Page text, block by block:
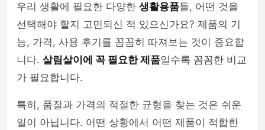
우리 생활에 필요한 다양한 생활용품들, 어떤 것을
선택해야 할지 고민되신 적 있으신가요? 제품의 기
능, 가격, 사용 후기를 꼼꼼히 따져보는 것이 중요합
니다. 살림살이에 꼭 필요한 제품일수록 꼼꼼한 비교
가 필요합니다.
특히, 품질과 가격의 적절한 균형을 찾는 것은 쉬운
일이 아닙니다. 어떤 상황에서 어떤 제품이 적합한